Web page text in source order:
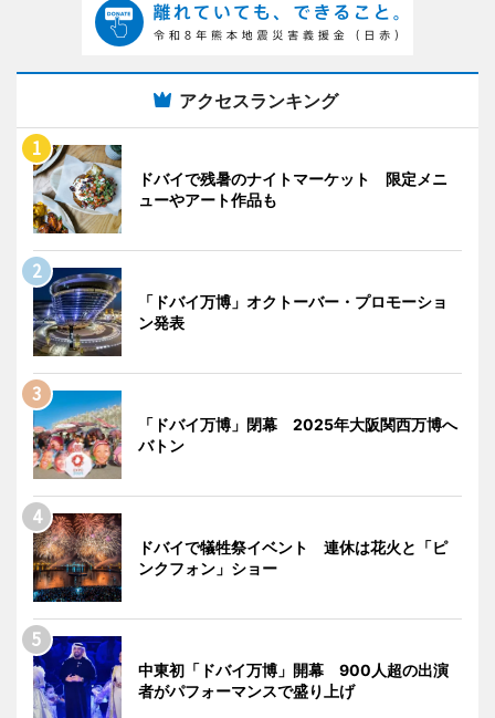
アクセスランキング
ドバイで残暑のナイトマーケット 限定メニ
ューやアート作品も
「ドバイ万博」オクトーバー・プロモーショ
ン発表
「ドバイ万博」閉幕 2025年大阪関西万博へ
バトン
ドバイで犠牲祭イベント 連休は花火と「ピ
ンクフォン」ショー
中東初「ドバイ万博」開幕 900人超の出演
者がパフォーマンスで盛り上げ